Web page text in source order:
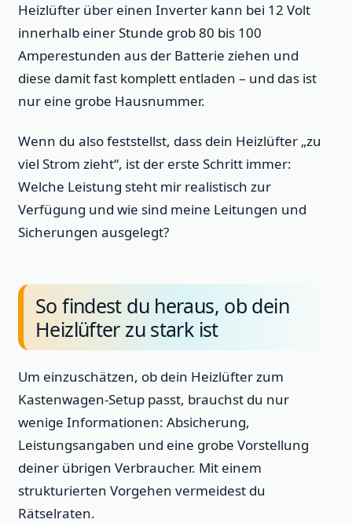
Heizlüfter über einen Inverter kann bei 12 Volt
innerhalb einer Stunde grob 80 bis 100
Amperestunden aus der Batterie ziehen und
diese damit fast komplett entladen – und das ist
nur eine grobe Hausnummer.
Wenn du also feststellst, dass dein Heizlüfter „zu
viel Strom zieht“, ist der erste Schritt immer:
Welche Leistung steht mir realistisch zur
Verfügung und wie sind meine Leitungen und
Sicherungen ausgelegt?
So findest du heraus, ob dein
Heizlüfter zu stark ist
Um einzuschätzen, ob dein Heizlüfter zum
Kastenwagen-Setup passt, brauchst du nur
wenige Informationen: Absicherung,
Leistungsangaben und eine grobe Vorstellung
deiner übrigen Verbraucher. Mit einem
strukturierten Vorgehen vermeidest du
Rätselraten.